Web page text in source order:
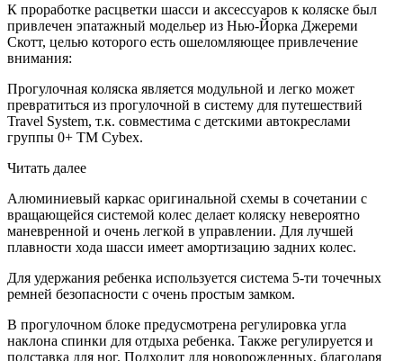
К проработке расцветки шасси и аксессуаров к коляске был
привлечен эпатажный модельер из Нью-Йорка Джереми
Скотт, целью которого есть ошеломляющее привлечение
внимания:
Прогулочная коляска является модульной и легко может
превратиться из прогулочной в систему для путешествий
Travel System, т.к. совместима с детскими автокреслами
группы 0+ ТМ Cybex.
Читать далее
Алюминиевый каркас оригинальной схемы в сочетании с
вращающейся системой колес делает коляску невероятно
маневренной и очень легкой в управлении. Для лучшей
плавности хода шасси имеет амортизацию задних колес.
Для удержания ребенка используется система 5-ти точечных
ремней безопасности с очень простым замком.
В прогулочном блоке предусмотрена регулировка угла
наклона спинки для отдыха ребенка. Также регулируется и
подставка для ног. Подходит для новорожденных, благодаря